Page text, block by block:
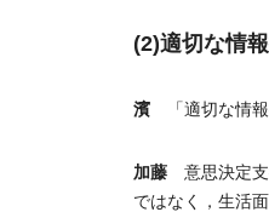
(2)適切な情
濱 「適切な情報
加藤 意思決定支
ではなく，生活